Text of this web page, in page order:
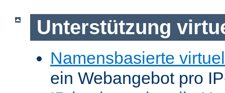
Unterstützung
Namensbasierte
ein Webangebot pro